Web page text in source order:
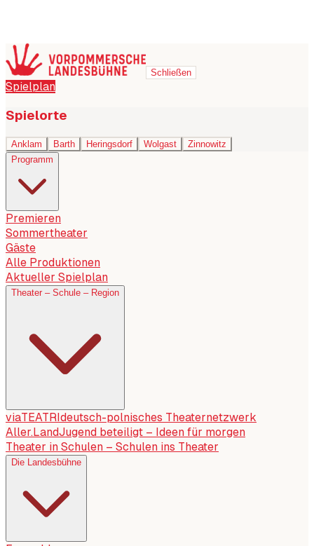
Schließen
Spielplan
Spielorte
Anklam Barth Heringsdorf Wolgast
Zinnowitz
Programm
Premieren
Sommertheater
Gäste
Alle Produktionen
Aktueller Spielplan
Theater – Schule – Region
viaTEATRI deutsch-polnisches Theaternetzwerk
Aller.LandJugend beteiligt – Ideen für morgen
Theater in Schulen – Schulen ins Theater
Die Landesbühne